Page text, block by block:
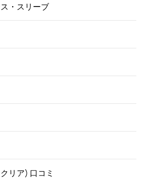
・スリーブ
リア) 口コミ